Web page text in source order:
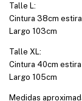
Talle L:
Cintura 38cm
Largo 103cm
Talle XL:
Cintura 40cm
Largo 105cm
Medidas